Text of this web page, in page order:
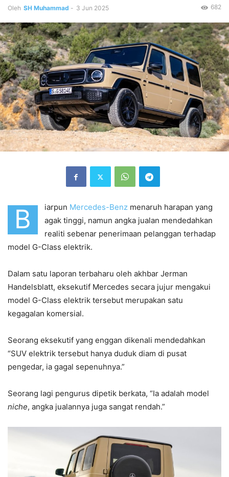
Oleh SH Muhammad - 3 Jun 2025 682
B iarpun Mercedes-Benz menaruh harapan yang
agak tinggi, namun angka jualan mendedahkan
realiti sebenar penerimaan pelanggan terhadap
model G-Class elektrik.
Dalam satu laporan terbaharu oleh akhbar Jerman
Handelsblatt, eksekutif Mercedes secara jujur mengakui
model G-Class elektrik tersebut merupakan satu
kegagalan komersial.
Seorang eksekutif yang enggan dikenali mendedahkan
“SUV elektrik tersebut hanya duduk diam di pusat
pengedar, ia gagal sepenuhnya.”
Seorang lagi pengurus dipetik berkata, “Ia adalah model
niche, angka jualannya juga sangat rendah.”